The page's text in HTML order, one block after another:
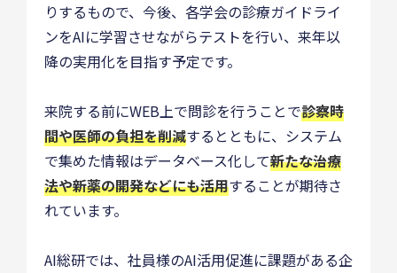
りするもので、今後、各学会の診療ガイドライ
ンをAIに学習させながらテストを行い、来年以
降の実用化を目指す予定です。
来院する前にWEB上で問診を行うことで診察時
間や医師の負担を削減するとともに、システム
で集めた情報はデータベース化して新たな治療
法や新薬の開発などにも活用することが期待さ
れています。
AI総研では、社員様のAI活用促進に課題がある企